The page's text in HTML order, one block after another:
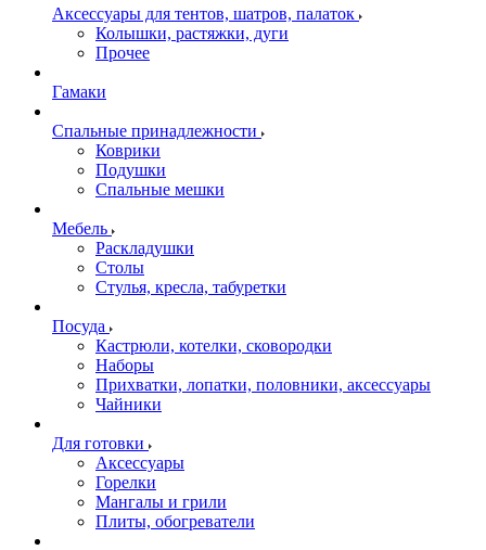
Аксессуары для тентов, шатров, палаток
Колышки, растяжки, дуги
Прочее
Гамаки
Спальные принадлежности
Коврики
Подушки
Спальные мешки
Мебель
Раскладушки
Столы
Стулья, кресла, табуретки
Посуда
Кастрюли, котелки, сковородки
Наборы
Прихватки, лопатки, половники, аксессуары
Чайники
Для готовки
Аксессуары
Горелки
Мангалы и грили
Плиты, обогреватели